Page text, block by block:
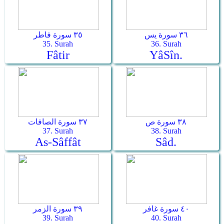
٣٥ سورة فاطر
35. Surah
Fâtir
٣٦ سورة يس
36. Surah
Yâ­Sîn.
٣٧ سورة الصافات
37. Surah
As-Sâffât
٣٨ سورة ص
38. Surah
Sâd.
٣٩ سورة الزمر
39. Surah
٤٠ سورة غافر
40. Surah